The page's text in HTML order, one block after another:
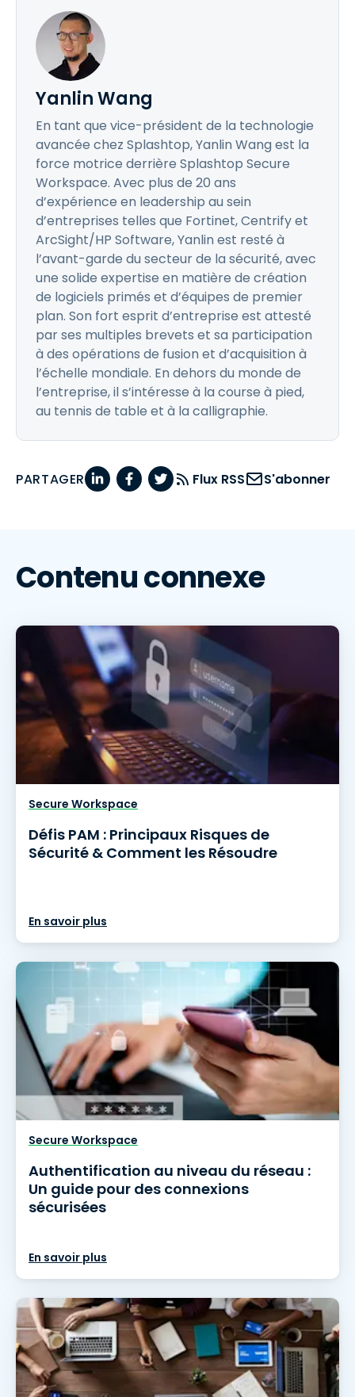
Yanlin Wang
En tant que vice-président de la technologie
avancée chez Splashtop, Yanlin Wang est la
force motrice derrière Splashtop Secure
Workspace. Avec plus de 20 ans
d’expérience en leadership au sein
d’entreprises telles que Fortinet, Centrify et
ArcSight/HP Software, Yanlin est resté à
l’avant-garde du secteur de la sécurité, avec
une solide expertise en matière de création
de logiciels primés et d’équipes de premier
plan. Son fort esprit d’entreprise est attesté
par ses multiples brevets et sa participation
à des opérations de fusion et d’acquisition à
l’échelle mondiale. En dehors du monde de
l’entreprise, il s’intéresse à la course à pied,
au tennis de table et à la calligraphie.
PARTAGER Flux RSS S'abonner
Contenu connexe
Secure Workspace
Défis PAM : Principaux Risques de
Sécurité & Comment les Résoudre
En savoir plus
Secure Workspace
Authentification au niveau du réseau :
Un guide pour des connexions
sécurisées
En savoir plus